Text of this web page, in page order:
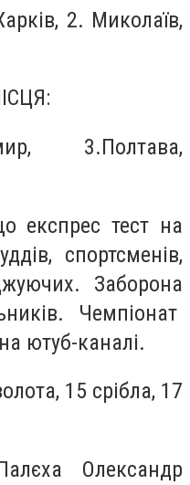
2. Миколаїв,
3.Полтава,
експрес тест на
спортсменів,
Заборона
Чемпіонат
ютуб-каналі.
15 срібла, 17
Олександр